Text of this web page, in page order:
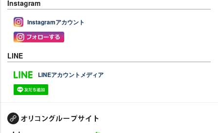
Instagram
Instagramアカウント
LINE
LINEアカウントメディア